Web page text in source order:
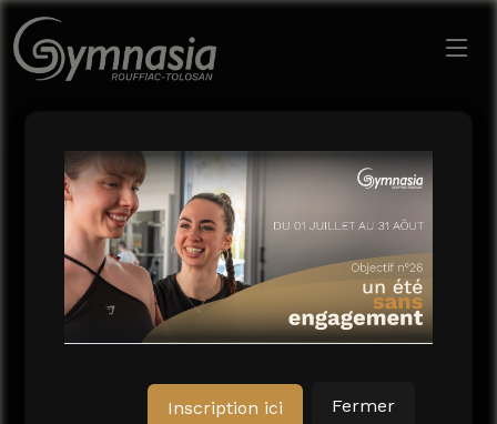
Inscription ici Fermer
le chemin, ils marchent à vos côtés pour vous aider à le
parcourir. Avec notre accompagnement,
vos objectifs
deviennent des réalités